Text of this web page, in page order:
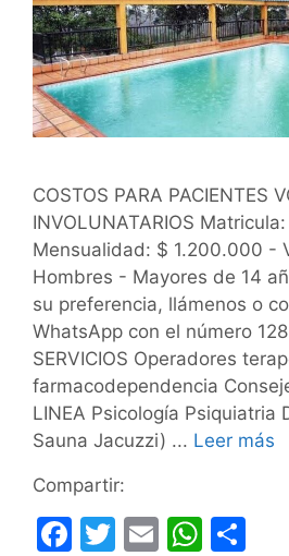
COSTOS PARA PACIENTES
INVOLUNATARIOS
Mensualidad: $ 1.200.000 -
Hombres - Mayores de 14
su preferencia, llámenos o
WhatsApp con el número
SERVICIOS Operadores
farmacodependencia
LINEA Psicología Psiquiatria
Sauna Jacuzzi) ... Leer más
Compartir:
F
T
E
W